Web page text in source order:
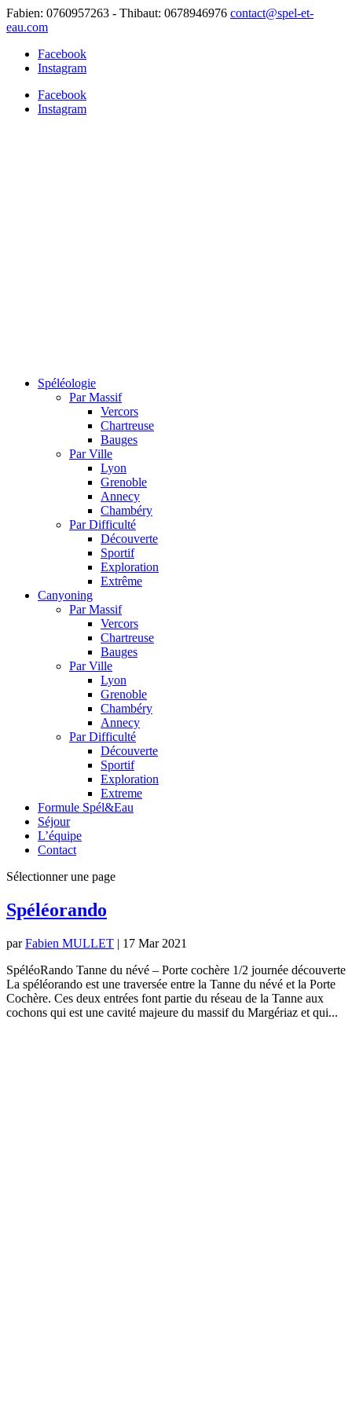
Fabien: 0760957263 - Thibaut: 0678946976 contact@spel-et-
eau.com
Facebook
Instagram
Facebook
Instagram
Spéléologie
Par Massif
Vercors
Chartreuse
Bauges
Par Ville
Lyon
Grenoble
Annecy
Chambéry
Par Difficulté
Découverte
Sportif
Exploration
Extrême
Canyoning
Par Massif
Vercors
Chartreuse
Bauges
Par Ville
Lyon
Grenoble
Chambéry
Annecy
Par Difficulté
Découverte
Sportif
Exploration
Extreme
Formule Spél&Eau
Séjour
L’équipe
Contact
Sélectionner une page
Spéléorando
parFabien MULLET | 17 Mar 2021
SpéléoRando Tanne du névé – Porte cochère 1/2 journée découverte
La spéléorando est une traversée entre la Tanne du névé et la Porte
Cochère. Ces deux entrées font partie du réseau de la Tanne aux
cochons qui est une cavité majeure du massif du Margériaz et qui...